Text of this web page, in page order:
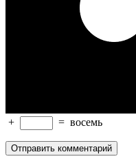
+ = восемь